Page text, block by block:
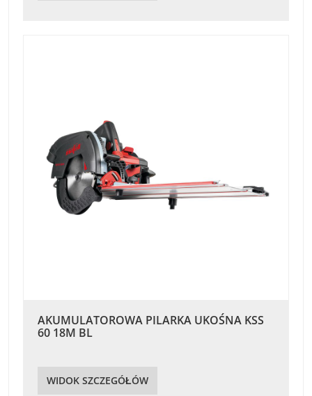
AKUMULATOROWA PILARKA UKOŚNA KSS
60 18M BL
WIDOK SZCZEGÓŁÓW